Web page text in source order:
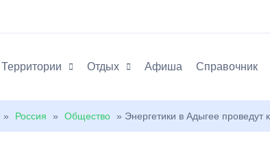
Территории Отдых Афиша Справочник
» Россия » Общество » Энергетики в Адыгее